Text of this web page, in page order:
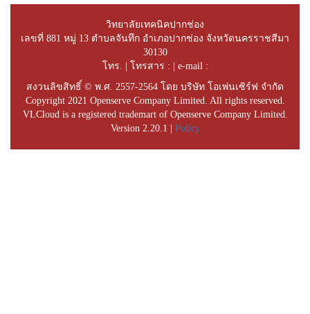
วิทยาลัยเทคนิคปากช่อง
เลขที่ 881 หมู่ 13 ตำบลจันทึก อำเภอปากช่อง จังหวัดนครราชสีมา
30130
โทร. | โทรสาร : | e-mail :
สงวนลิขสิทธิ์ © พ.ศ. 2557-2564 โดย บริษัท โอเพ่นเซิร์ฟ จำกัด
Copyright 2021 Openserve Company Limited. All rights reserved.
VLCloud is a registered trademart of Openserve Company Limited.
Version 2.20.1 | Policy